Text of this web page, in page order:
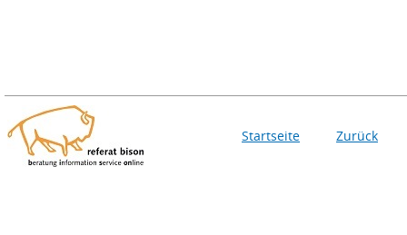
Startseite Zurück